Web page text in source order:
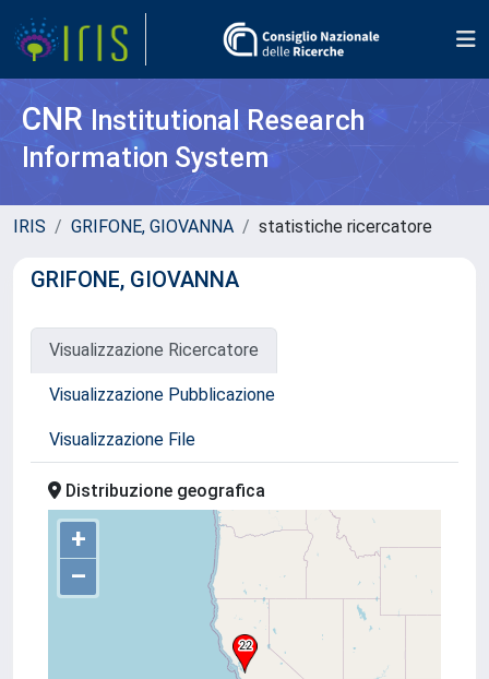
CNR Institutional Research
Information System
IRIS GRIFONE, GIOVANNA statistiche ricercatore
GRIFONE, GIOVANNA
Visualizzazione Ricercatore
Visualizzazione Pubblicazione
Visualizzazione File
Distribuzione geografica
+
–